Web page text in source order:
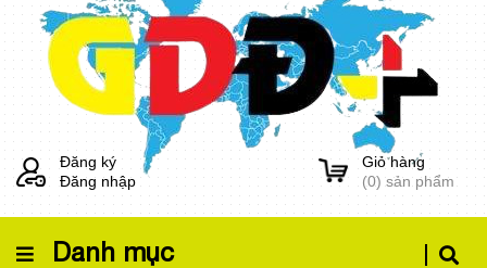
Đăng ký
Đăng nhập
Giỏ hàng
(0) sản phẩm
Danh mục